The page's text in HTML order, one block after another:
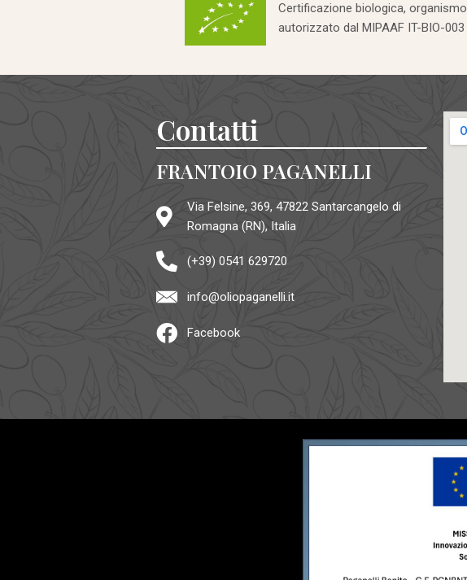
Certificazione biologica, organismo
autorizzato dal MIPAAF IT-BIO-003
Contatti
FRANTOIO PAGANELLI
Via Felsine, 369, 47822 Santarcangelo di
Romagna (RN), Italia
(+39) 0541 629720
info@oliopaganelli.it
Facebook